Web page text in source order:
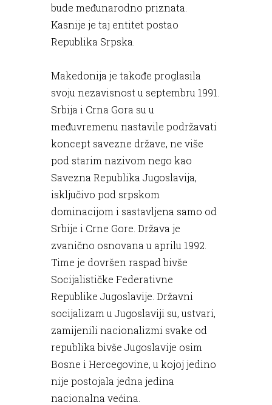
bude međunarodno priznata.
Kasnije je taj entitet postao
Republika Srpska.
Makedonija je takođe proglasila
svoju nezavisnost u septembru 1991.
Srbija i Crna Gora su u
međuvremenu nastavile podržavati
koncept savezne države, ne više
pod starim nazivom nego kao
Savezna Republika Jugoslavija,
isključivo pod srpskom
dominacijom i sastavljena samo od
Srbije i Crne Gore. Država je
zvanično osnovana u aprilu 1992.
Time je dovršen raspad bivše
Socijalističke Federativne
Republike Jugoslavije. Državni
socijalizam u Jugoslaviji su, ustvari,
zamijenili nacionalizmi svake od
republika bivše Jugoslavije osim
Bosne i Hercegovine, u kojoj jedino
nije postojala jedna jedina
nacionalna većina.